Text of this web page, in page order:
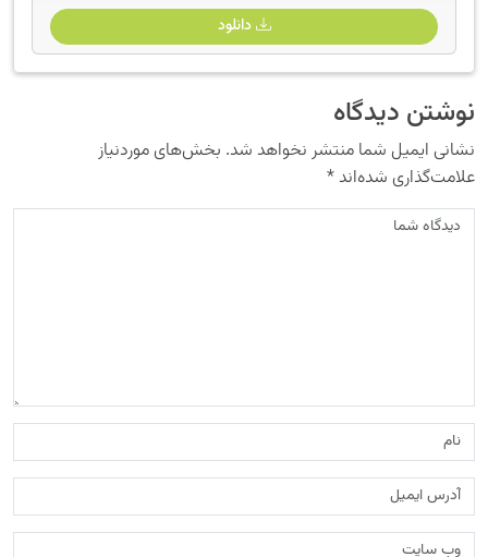
دانلود
نوشتن دیدگاه
نشانی ایمیل شما منتشر نخواهد شد. بخش‌های موردنیاز
علامت‌گذاری شده‌اند*